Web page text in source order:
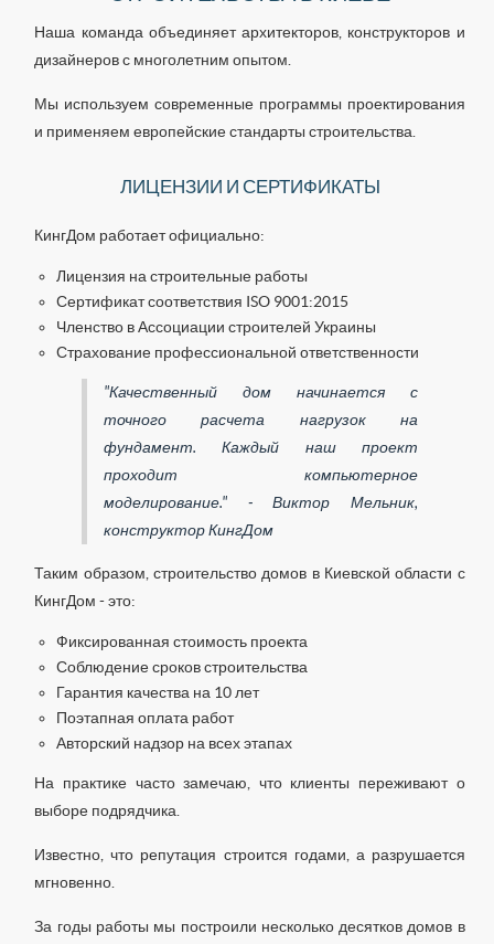
Наша команда объединяет архитекторов, конструкторов и
дизайнеров с многолетним опытом.
Мы используем современные программы проектирования
и применяем европейские стандарты строительства.
ЛИЦЕНЗИИ И СЕРТИФИКАТЫ
КингДом работает официально:
Лицензия на строительные работы
Сертификат соответствия ISO 9001:2015
Членство в Ассоциации строителей Украины
Страхование профессиональной ответственности
"Качественный дом начинается с
точного расчета нагрузок на
фундамент. Каждый наш проект
проходит компьютерное
моделирование." - Виктор Мельник,
конструктор КингДом
Таким образом, строительство домов в Киевской области с
КингДом - это:
Фиксированная стоимость проекта
Соблюдение сроков строительства
Гарантия качества на 10 лет
Поэтапная оплата работ
Авторский надзор на всех этапах
На практике часто замечаю, что клиенты переживают о
выборе подрядчика.
Известно, что репутация строится годами, а разрушается
мгновенно.
За годы работы мы построили несколько десятков домов в